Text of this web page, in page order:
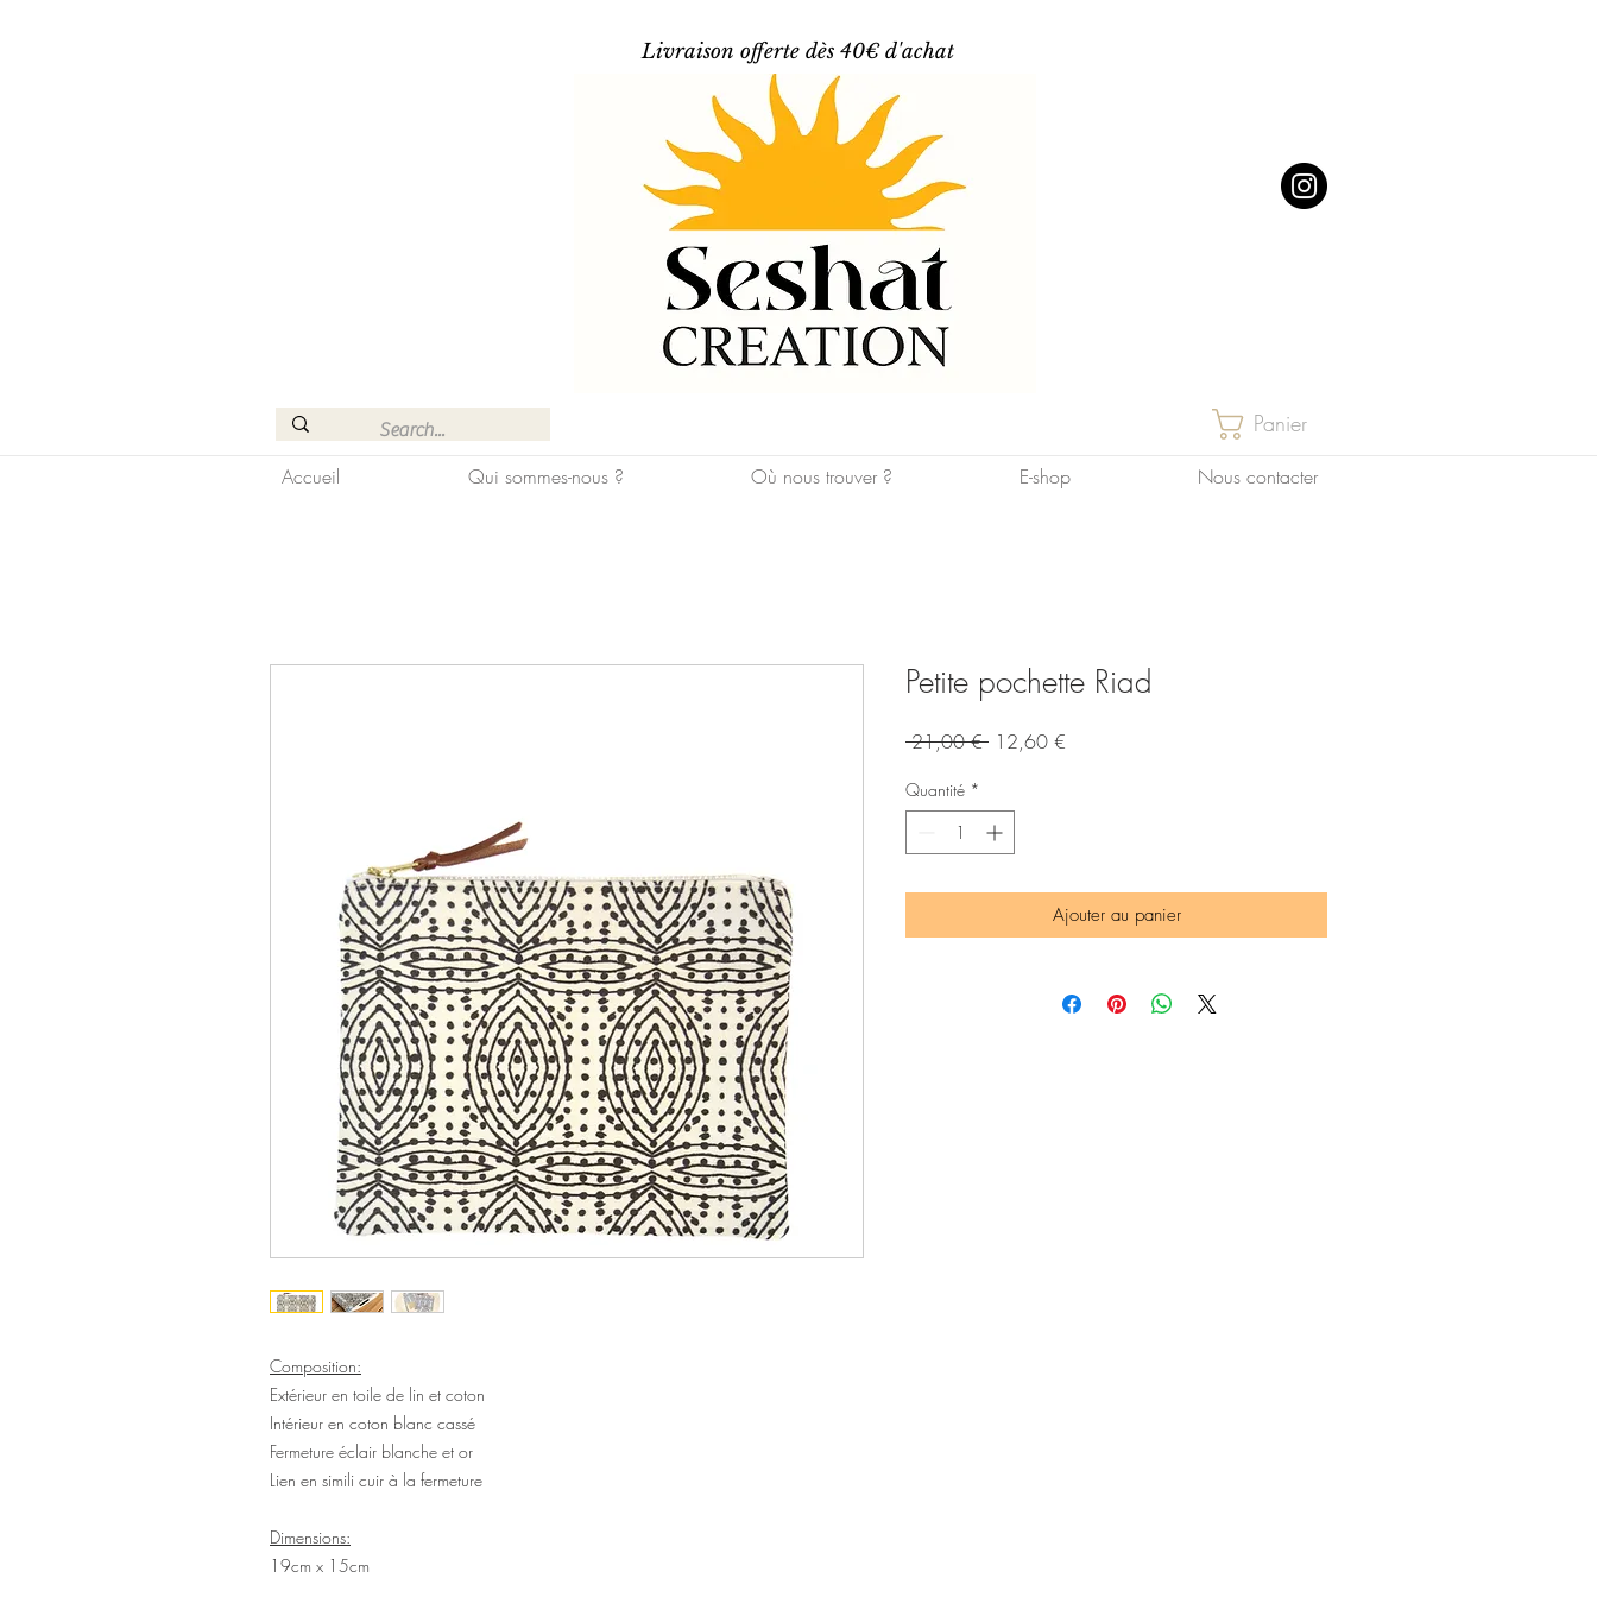
Livraison offerte dès 40€ d'achat
Panier
Accueil Qui sommes-nous ? Où nous trouver ? E-shop Nous contacter
Composition:
Extérieur en toile de lin et coton
Intérieur en coton blanc cassé
Fermeture éclair blanche et or
Lien en simili cuir à la fermeture
Dimensions:
19cm x 15cm
Petite pochette Riad
21,00 € Prix
12,60 €
Quantité *
Ajouter au panier